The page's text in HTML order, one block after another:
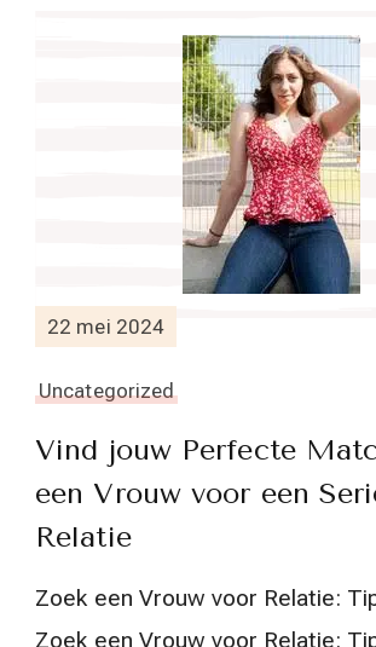
22 mei 2024
Uncategorized
Vind jouw Perfecte
een Vrouw voor een
Relatie
Zoek een Vrouw voor Relatie:
Zoek een Vrouw voor Relatie: